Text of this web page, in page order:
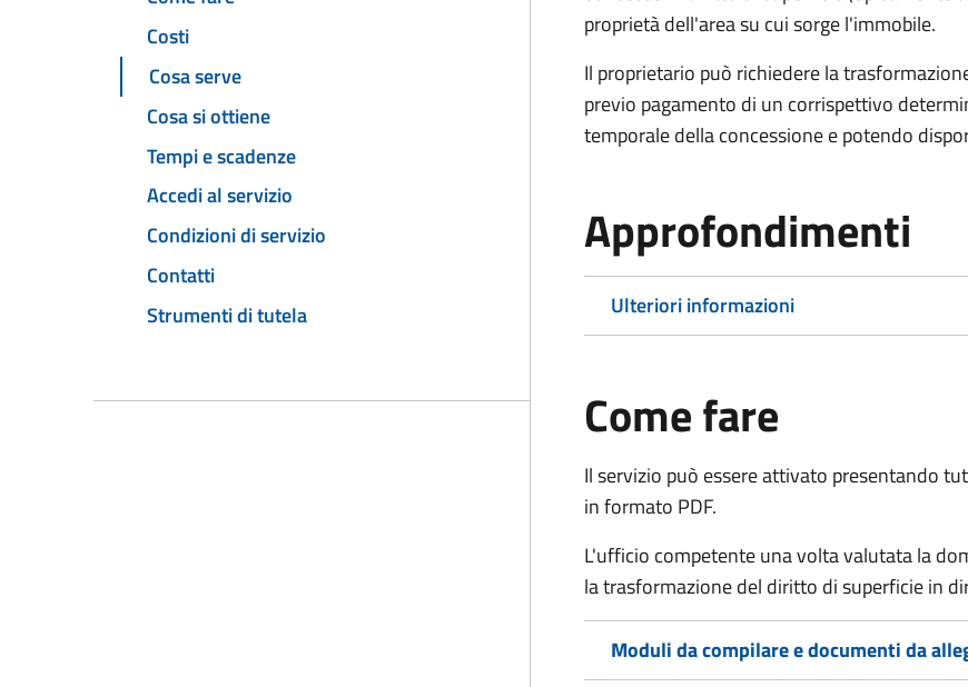
Costi
Cosa serve
Cosa si ottiene
Tempi e scadenze
Accedi al servizio
Condizioni di servizio
Contatti
Strumenti di tutela
proprietà dell'area su cui sorge l'immobile.
Il proprietario può richiedere la
previo pagamento di un corrispettivo
temporale della concessione e potendo
Approfondimenti
Ulteriori informazioni
Come fare
Il servizio può essere attivato presentando
in formato PDF.
L'ufficio competente una volta valutata la
la trasformazione del diritto di superficie in
Moduli da compilare e documenti da